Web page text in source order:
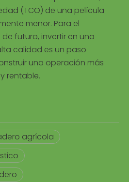
(TCO) de una película
menor. Para el
futuro, invertir en una
calidad es un paso
una operación más
rentable.
agrícola